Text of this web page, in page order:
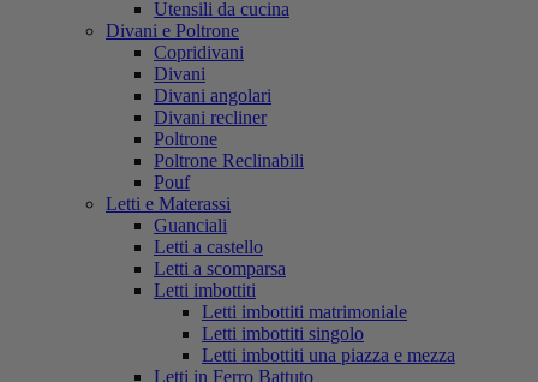
Utensili da cucina
Divani e Poltrone
Copridivani
Divani
Divani angolari
Divani recliner
Poltrone
Poltrone Reclinabili
Pouf
Letti e Materassi
Guanciali
Letti a castello
Letti a scomparsa
Letti imbottiti
Letti imbottiti matrimoniale
Letti imbottiti singolo
Letti imbottiti una piazza e mezza
Letti in Ferro Battuto